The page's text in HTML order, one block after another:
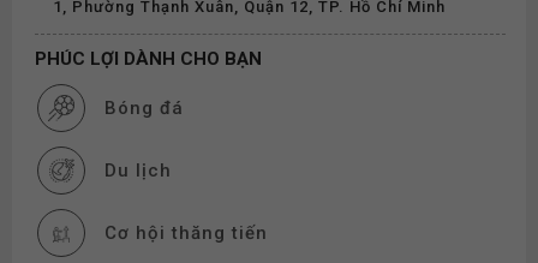
1, Phường Thạnh Xuân, Quận 12, TP. Hồ Chí Minh
PHÚC LỢI DÀNH CHO BẠN
Bóng đá
Du lịch
Cơ hội thăng tiến